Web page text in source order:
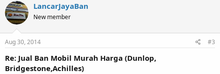
LancarJayaBan
New member
Aug 30, 2014 #3
Re: Jual Ban Mobil Murah Harga (Dunlop,
Bridgestone,Achilles)